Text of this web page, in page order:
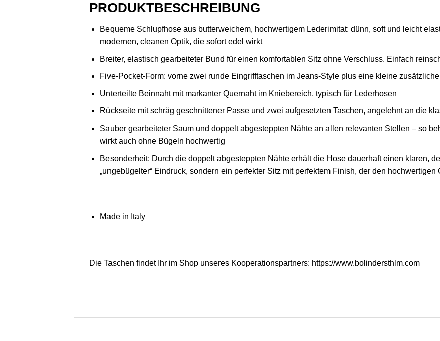
PRODUKTBESCHREIBUNG
Bequeme Schlupfhose aus butterweichem, hochwertigem Lederimitat: dünn, soft und leicht
modernen, cleanen Optik, die sofort edel wirkt
Breiter, elastisch gearbeiteter Bund für einen komfortablen Sitz ohne Verschluss. Einfach
Five-Pocket-Form: vorne zwei runde Eingrifftaschen im Jeans-Style plus eine kleine
Unterteilte Beinnaht mit markanter Quernaht im Kniebereich, typisch für Lederhosen
Rückseite mit schräg geschnittener Passe und zwei aufgesetzten Taschen, angelehnt an die
Sauber gearbeiteter Saum und doppelt abgesteppten Nähte an allen relevanten Stellen – so
wirkt auch ohne Bügeln hochwertig
Besonderheit: Durch die doppelt abgesteppten Nähte erhält die Hose dauerhaft einen klaren,
„ungebügelter“ Eindruck, sondern ein perfekter Sitz mit perfektem Finish, der den
Made in Italy
Die Taschen findet Ihr im Shop unseres Kooperationspartners: https://www.bolindersthlm.com